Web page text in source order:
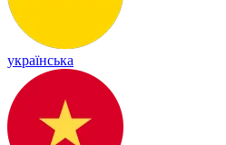
українська